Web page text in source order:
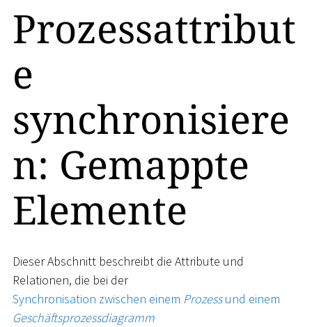
Prozessattribut
e
synchronisiere
n: Gemappte
Elemente
Dieser Abschnitt beschreibt die Attribute und
Relationen, die bei der
Synchronisation zwischen einem Prozessund einem
Geschäftsprozessdiagramm